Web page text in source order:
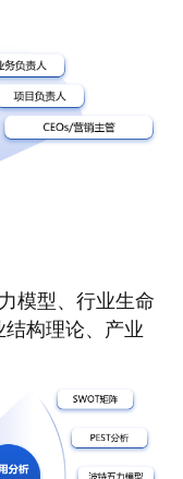
模型、行业生命
构理论、产业